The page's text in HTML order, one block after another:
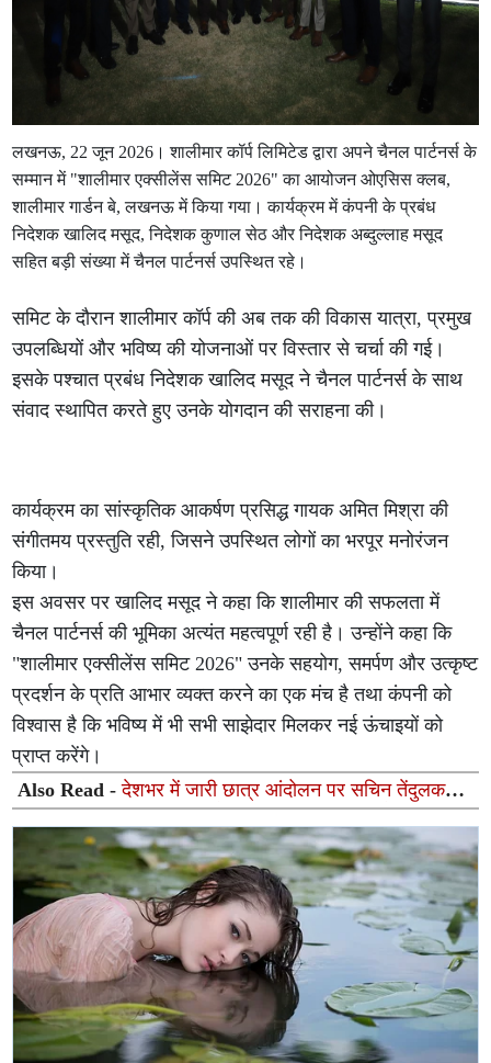
लखनऊ, 22 जून 2026। शालीमार कॉर्प लिमिटेड द्वारा अपने चैनल पार्टनर्स के
सम्मान में "शालीमार एक्सीलेंस समिट 2026" का आयोजन ओएसिस क्लब,
शालीमार गार्डन बे, लखनऊ में किया गया। कार्यक्रम में कंपनी के प्रबंध
निदेशक खालिद मसूद, निदेशक कुणाल सेठ और निदेशक अब्दुल्लाह मसूद
सहित बड़ी संख्या में चैनल पार्टनर्स उपस्थित रहे।
समिट के दौरान शालीमार कॉर्प की अब तक की विकास यात्रा, प्रमुख
उपलब्धियों और भविष्य की योजनाओं पर विस्तार से चर्चा की गई।
इसके पश्चात प्रबंध निदेशक खालिद मसूद ने चैनल पार्टनर्स के साथ
संवाद स्थापित करते हुए उनके योगदान की सराहना की।
कार्यक्रम का सांस्कृतिक आकर्षण प्रसिद्ध गायक अमित मिश्रा की
संगीतमय प्रस्तुति रही, जिसने उपस्थित लोगों का भरपूर मनोरंजन
किया।
इस अवसर पर खालिद मसूद ने कहा कि शालीमार की सफलता में
चैनल पार्टनर्स की भूमिका अत्यंत महत्वपूर्ण रही है। उन्होंने कहा कि
"शालीमार एक्सीलेंस समिट 2026" उनके सहयोग, समर्पण और उत्कृष्ट
प्रदर्शन के प्रति आभार व्यक्त करने का एक मंच है तथा कंपनी को
विश्वास है कि भविष्य में भी सभी साझेदार मिलकर नई ऊंचाइयों को
प्राप्त करेंगे।
Also Read -देशभर में जारी छात्र आंदोलन पर सचिन तेंदुलकर
का बड़ा बयान: दिवंगत पिता को याद कर दिया भावुक संदेश